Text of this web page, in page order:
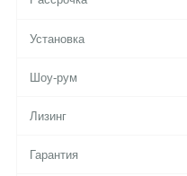
Установка
Шоу-рум
Лизинг
Гарантия